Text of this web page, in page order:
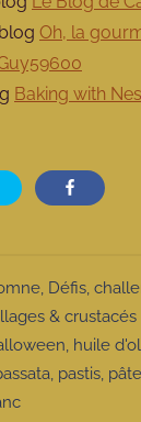
Oh, la
Baking with
, Défis,
& crustacés
, huile
, pastis,